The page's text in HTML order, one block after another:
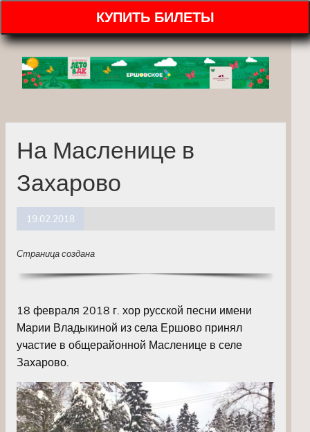
КУПИТЬ БИЛЕТЫ
На Масленице в
Захарово
19.02.2018
Страница создана
18 февраля 2018 г. хор русской песни имени
Марии Владыкиной из села Ершово принял
участие в общерайонной Масленице в селе
Захарово.